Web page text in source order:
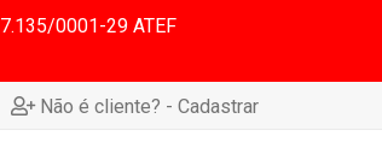
0001-29 ATEF
Não é cliente? - Cadastrar